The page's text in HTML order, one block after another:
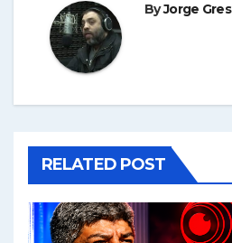
ByJorge Gres
RELATED POST